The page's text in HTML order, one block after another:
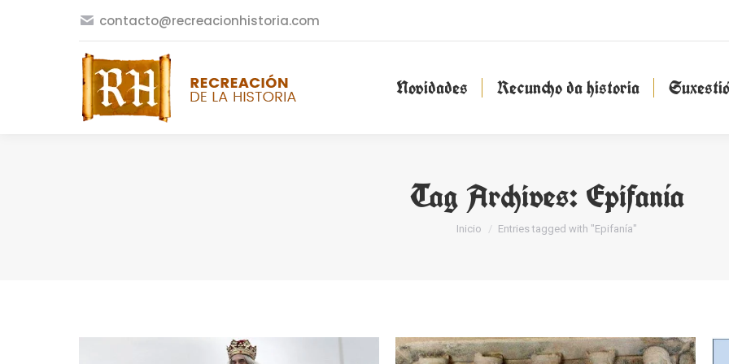
contacto@recreacionhistoria.com
Novidades Recuncho da historia
Tag Archives: Epifanía
You are here:
Inicio Entries tagged with "Epifanía"
Novidades Recuncho da historia